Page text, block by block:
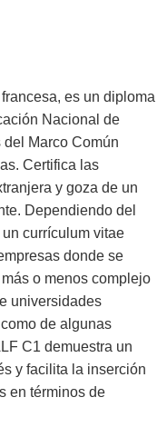
es un diploma
Nacional de
Marco Común
Certifica las
y goza de un
Dependiendo del
currículum vitae
donde se
o menos complejo
universidades
de algunas
C1 demuestra un
y facilita la inserción
en términos de